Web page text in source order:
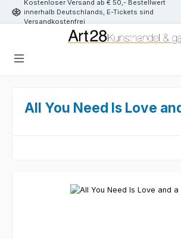
Zum Hauptinhalt springen
Kostenloser Versand ab € 50,- Bestellwert
innerhalb Deutschlands, E-Tickets sind
Versandkostenfrei
All You Need Is Love
Bildergalerie überspringen